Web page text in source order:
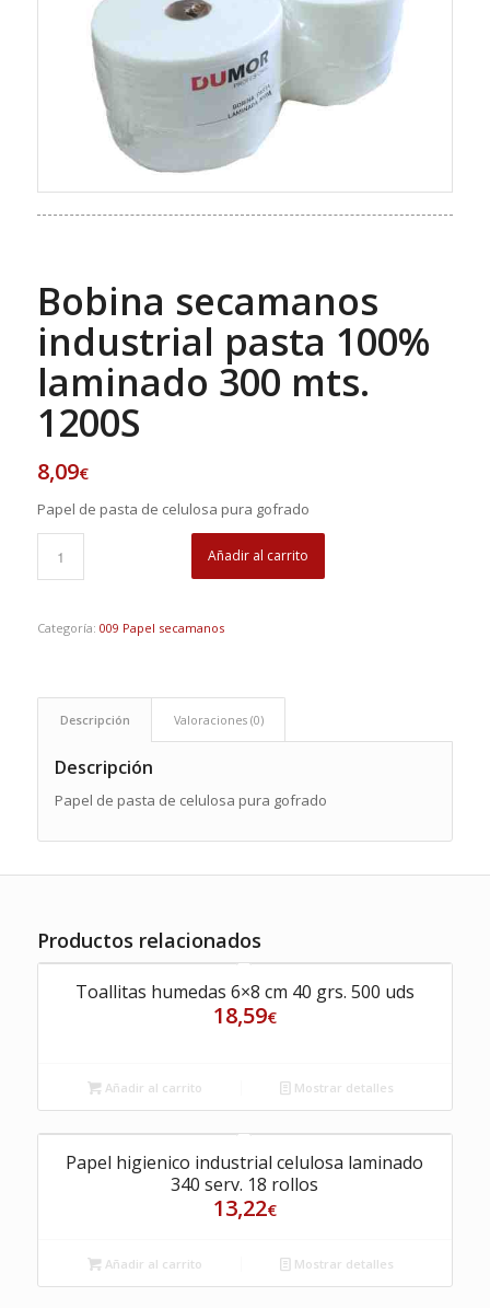
Bobina secamanos
industrial pasta 100%
laminado 300 mts.
1200S
8,09€
Papel de pasta de celulosa pura gofrado
Añadir al carrito
Categoría: 009 Papel secamanos
Descripción Valoraciones (0)
Descripción
Papel de pasta de celulosa pura gofrado
Productos relacionados
Toallitas humedas 6×8 cm 40 grs. 500 uds
18,59€
Añadir al carrito Mostrar detalles
Papel higienico industrial celulosa laminado
340 serv. 18 rollos
13,22€
Añadir al carrito Mostrar detalles